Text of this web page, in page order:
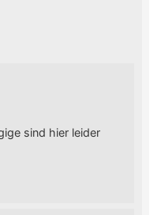
sind hier leider